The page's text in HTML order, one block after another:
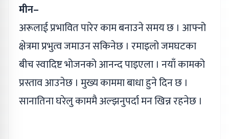
मीन–
अरूलाई प्रभावित पारेर काम बनाउने समय छ । आफ्नो
क्षेत्रमा प्रभुत्व जमाउन सकिनेछ । रमाइलो जमघटका
बीच स्वादिष्ट भोजनको आनन्द पाइएला । नयाँ कामको
प्रस्ताव आउनेछ । मुख्य काममा बाधा हुने दिन छ ।
सानातिना घरेलु काममै अल्झनुपर्दा मन खिन्न रहनेछ ।